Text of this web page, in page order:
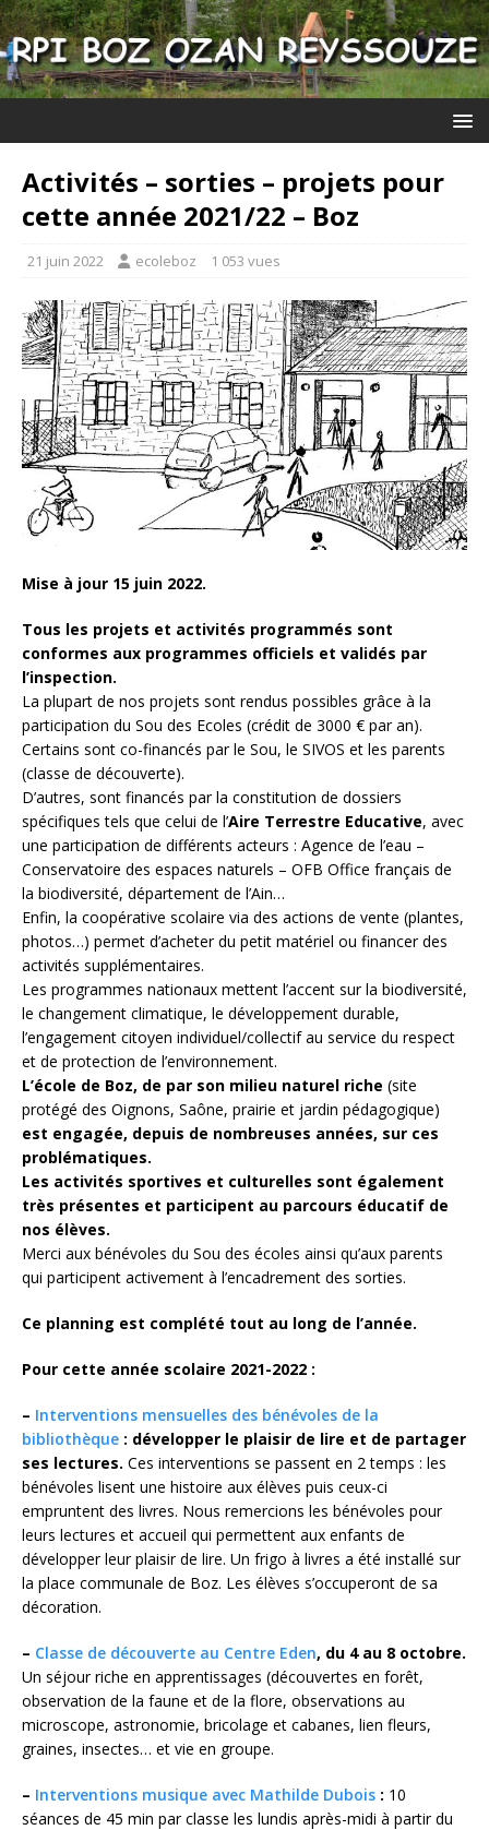
Activités – sorties – projets pour
cette année 2021/22 – Boz
21 juin 2022 ecoleboz 1 053 vues
Mise à jour 15 juin 2022.
Tous les projets et activités programmés sont
conformes aux programmes officiels et validés par
l’inspection.
La plupart de nos projets sont rendus possibles grâce à la
participation du Sou des Ecoles (crédit de 3000 € par an).
Certains sont co-financés par le Sou, le SIVOS et les parents
(classe de découverte).
D’autres, sont financés par la constitution de dossiers
spécifiques tels que celui de l’Aire Terrestre Educative, avec
une participation de différents acteurs : Agence de l’eau –
Conservatoire des espaces naturels – OFB Office français de
la biodiversité, département de l’Ain…
Enfin, la coopérative scolaire via des actions de vente (plantes,
photos…) permet d’acheter du petit matériel ou financer des
activités supplémentaires.
Les programmes nationaux mettent l’accent sur la biodiversité,
le changement climatique, le développement durable,
l’engagement citoyen individuel/collectif au service du respect
et de protection de l’environnement.
L’école de Boz, de par son milieu naturel riche (site
protégé des Oignons, Saône, prairie et jardin pédagogique)
est engagée, depuis de nombreuses années, sur ces
problématiques.
Les activités sportives et culturelles sont également
très présentes et participent au parcours éducatif de
nos élèves.
Merci aux bénévoles du Sou des écoles ainsi qu’aux parents
qui participent activement à l’encadrement des sorties.
Ce planning est complété tout au long de l’année.
Pour cette année scolaire 2021-2022 :
– Interventions mensuelles des bénévoles de la
bibliothèque : développer le plaisir de lire et de partager
ses lectures. Ces interventions se passent en 2 temps : les
bénévoles lisent une histoire aux élèves puis ceux-ci
empruntent des livres. Nous remercions les bénévoles pour
leurs lectures et accueil qui permettent aux enfants de
développer leur plaisir de lire. Un frigo à livres a été installé sur
la place communale de Boz. Les élèves s’occuperont de sa
décoration.
– Classe de découverte au Centre Eden, du 4 au 8 octobre.
Un séjour riche en apprentissages (découvertes en forêt,
observation de la faune et de la flore, observations au
microscope, astronomie, bricolage et cabanes, lien fleurs,
graines, insectes… et vie en groupe.
– Interventions musique avec Mathilde Dubois : 10
séances de 45 min par classe les lundis après-midi à partir du